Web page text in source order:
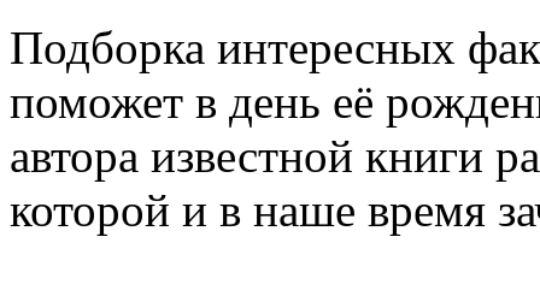
Подборка интересных
поможет в день её
автора известной книги
которой и в наше время